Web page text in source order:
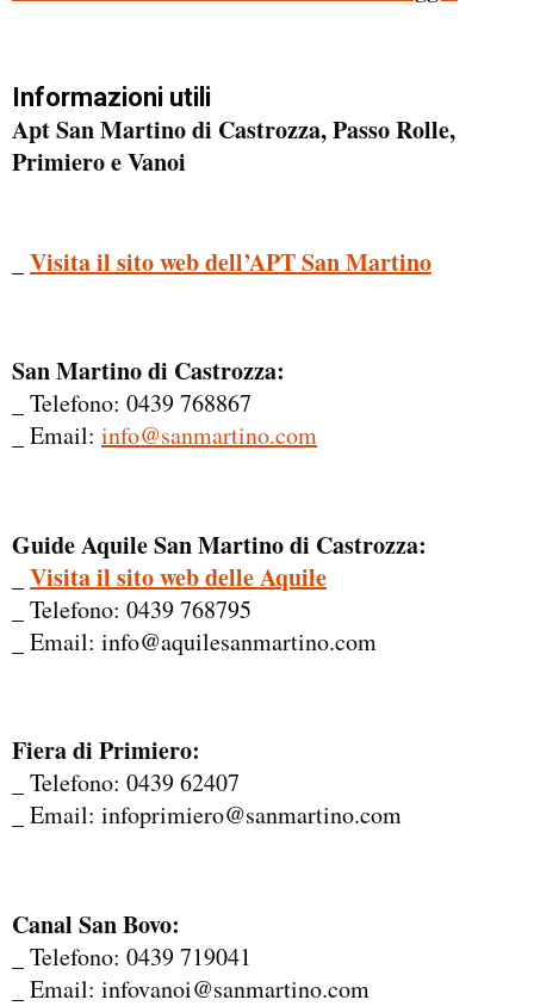
Informazioni utili
Apt San Martino di Castrozza, Passo Rolle,
Primiero e Vanoi
Visita il sito web dell’APT San Martino
San Martino di Castrozza:
_ Telefono: 0439 768867
_ Email: info@sanmartino.com
Guide Aquile San Martino di Castrozza:
Visita il sito web delle Aquile
_ Telefono: 0439 768795
_ Email: info@aquilesanmartino.com
Fiera di Primiero:
_ Telefono: 0439 62407
_ Email: infoprimiero@sanmartino.com
Canal SanBovo:
_ Telefono: 0439 719041
_ Email: infovanoi@sanmartino.com